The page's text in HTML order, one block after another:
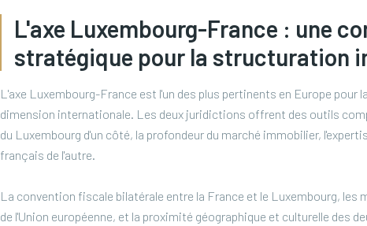
L'axe Luxembourg-France : une
stratégique pour la structuration
L'axe Luxembourg-France est l'un des plus pertinents en Europe
dimension internationale. Les deux juridictions offrent des outils
du Luxembourg d'un côté, la profondeur du marché immobilier,
français de l'autre.
La convention fiscale bilatérale entre la France et le Luxembourg, les
de l'Union européenne, et la proximité géographique et culturelle des